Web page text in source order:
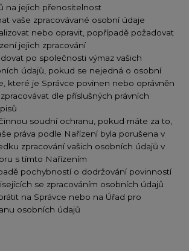
na jejich přenositelnost
vaše zpracovávané osobní údaje
nebo opravit, popřípadě požadovat
jejich zpracování
po společnosti výmaz vašich
údajů, pokud se nejedná o osobní
které je Správce povinen nebo oprávněn
dle příslušných právních
soudní ochranu, pokud máte za to,
práva podle Nařízení byla porušena v
zpracování vašich osobních údajů v
s tímto Nařízením
pochybností o dodržování povinností
se zpracováním osobních údajů
na Správce nebo na Úřad pro
osobních údajů